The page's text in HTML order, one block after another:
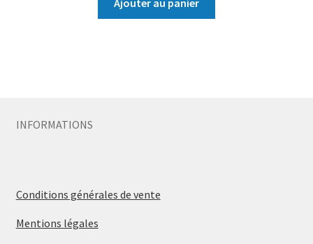
INFORMATIONS
Conditions générales de vente
Mentions légales